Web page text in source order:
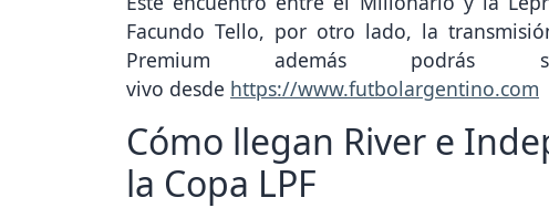
Facundo Tello, por otro lado, la
Premium además podrás
vivo desde https://www.futbolargentino.com
Cómo llegan River e
la Copa LPF